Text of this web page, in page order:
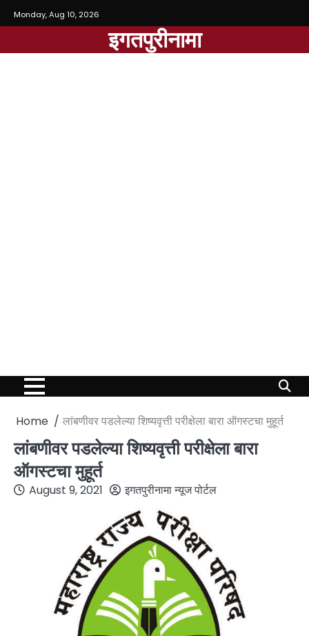
Monday, Aug 10, 2026
इगतपुरीनामा
Home लांबणीवर पडलेल्या शिष्यवृत्ती परीक्षेला बारा ऑगस्टचा मुहूर्त
लांबणीवर पडलेल्या शिष्यवृत्ती परीक्षेला बारा
ऑगस्टचा मुहूर्त
August 9, 2021 इगतपुरीनामा न्यूज पोर्टल